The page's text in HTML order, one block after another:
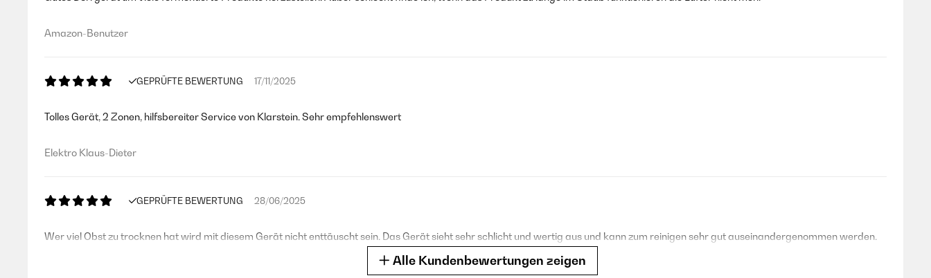
Amazon-Benutzer
GEPRÜFTE BEWERTUNG 17/11/2025
Tolles Gerät, 2 Zonen, hilfsbereiter Service von Klarstein. Sehr empfehlenswert
Elektro Klaus-Dieter
GEPRÜFTE BEWERTUNG 28/06/2025
Wer viel Obst zu trocknen hat wird mit diesem Gerät nicht enttäuscht sein. Das Gerät sieht sehr schlicht und wertig aus und kann zum reinigen sehr gut auseinandergenommen werden.
Alle Kundenbewertungen zeigen